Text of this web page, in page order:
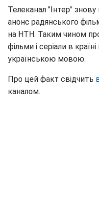
Телеканал "Інтер" знову
анонс радянського
на НТН. Таким чином
фільми і серіали в
українською мовою.
Про цей факт свідчить
каналом.